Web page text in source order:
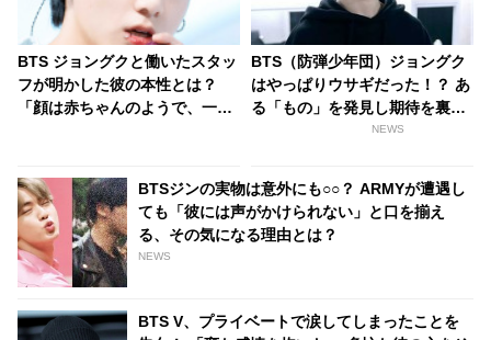
BTS ジョングクと働いたスタッ
フが明かした彼の本性とは？
「顔は赤ちゃんのようで、一生
ダンサーのコメントにファン興
味津々
BTS（防弾少年団）ジョングク
はやっぱりウサギだった！？ あ
る「もの」を発見し期待を裏切
らないとファン喜ぶNEWS
BTSジンの実物は意外にも○○？ ARMYが遭遇し
ても「彼には声がかけられない」と口を揃え
る、その気になる理由とは？
NEWS
BTS V、プライベートで涙してしまったことを